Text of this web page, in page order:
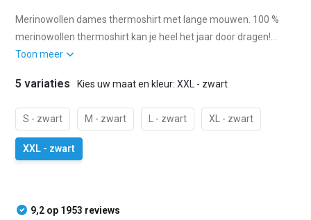
Merinowollen dames thermoshirt met lange mouwen. 100 %
merinowollen thermoshirt kan je heel het jaar door dragen!...
Toon meer
5 variaties Kies uw maat en kleur: XXL - zwart
S - zwart M - zwart L - zwart XL - zwart
XXL - zwart
9,2 op 1953 reviews